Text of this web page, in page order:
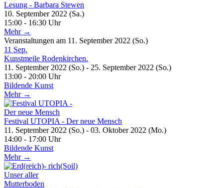
Lesung - Barbara Stewen
10. September 2022 (Sa.)
15:00 - 16:30 Uhr
Mehr →
Veranstaltungen am 11. September 2022 (So.)
11 Sep.
Kunstmeile Rodenkirchen.
11. September 2022 (So.) - 25. September 2022 (So.)
13:00 - 20:00 Uhr
Bildende Kunst
Mehr →
Festival UTOPIA - Der neue Mensch
11. September 2022 (So.) - 03. Oktober 2022 (Mo.)
14:00 - 17:00 Uhr
Bildende Kunst
Mehr →